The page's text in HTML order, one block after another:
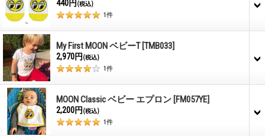
440円 (税込)
1件
My First MOON ベビーT [TMB033]
2,970円 (税込)
1件
MOON Classic ベビー エプロン [FM057YE]
2,200円 (税込)
1件